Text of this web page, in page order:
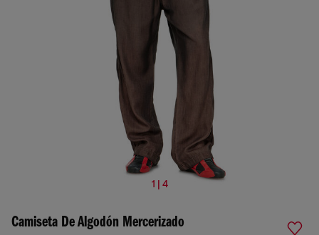
1 | 4
Camiseta De Algodón Mercerizado